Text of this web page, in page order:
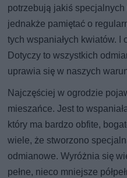
potrzebują jakiś specjalnych
jednakże pamiętać o
tych wspaniałych kwiatów.
Dotyczy to wszystkich
uprawia się w naszych
Najczęściej w ogrodzie
mieszańce. Jest to
który ma bardzo obfite,
wiele, że stworzono
odmianowe. Wyróżnia się
pełne, nieco mniejsze